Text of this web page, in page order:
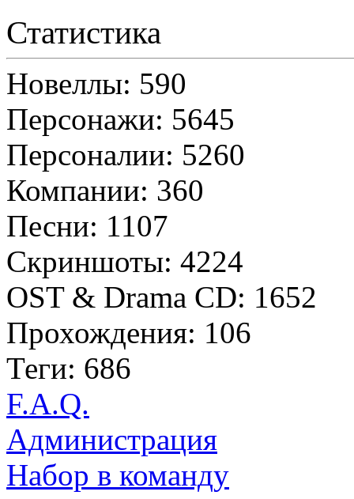
Статистика
Новеллы: 590
Персонажи: 5645
Персоналии: 5260
Компании: 360
Песни: 1107
Скриншоты: 4224
OST & Drama CD: 1652
Прохождения: 106
Теги: 686
F.A.Q.
Администрация
Набор в команду